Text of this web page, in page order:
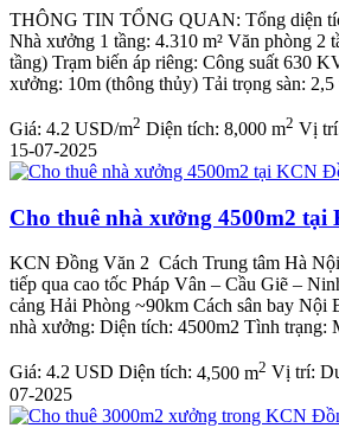
THÔNG TIN TỔNG QUAN: Tổng diện
Nhà xưởng 1 tầng: 4.310 m² Văn phòng 2
tầng) Trạm biến áp riêng: Công suất 630
xưởng: 10m (thông thủy) Tải trọng sàn: 2,5
Giá: 4.2 USD/m2 Diện tích: 8,000 m2 Vị
15-07-2025
Cho thuê nhà xưởng 4500m2
KCN Đồng Văn 2 Cách Trung tâm Hà
tiếp qua cao tốc Pháp Vân – Cầu Giẽ –
cảng Hải Phòng ~90km Cách sân bay Nội
nhà xưởng: Diện tích: 4500m2 Tình trạng:
Giá: 4.2 USD Diện tích: 4,500 m2 Vị trí:
07-2025